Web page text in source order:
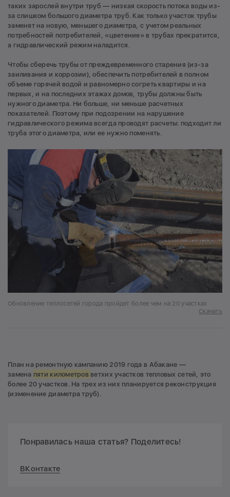
таких зарослей внутри труб — низкая скорость потока воды из-
за слишком большого диаметра труб. Как только участок трубы
заменят на новую, меньшего диаметра, с учетом реальных
потребностей потребителей, «цветение» в трубах прекратится,
а гидравлический режим наладится.
Чтобы сберечь трубы от преждевременного старения (из-за
заиливания и коррозии), обеспечить потребителей в полном
объеме горячей водой и равномерно согреть квартиры и на
первых, и на последних этажах домов, трубы должны быть
нужного диаметра. Ни больше, ни меньше расчетных
показателей. Поэтому при подозрении на нарушение
гидравлического режима всегда проводят расчеты: подходит ли
труба этого диаметра, или ее нужно поменять.
Обновление теплосетей города пройдет более чем на 20 участках
Скачать
План на ремонтную кампанию 2019 года в Абакане —
замена пяти километров ветхих участков тепловых сетей, это
более 20 участков. На трех из них планируется реконструкция
(изменение диаметра труб).
Понравилась наша статья? Поделитесь!
ВКонтакте